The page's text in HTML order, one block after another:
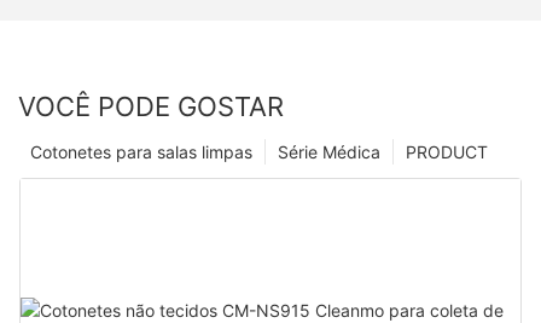
VOCÊ PODE GOSTAR
PRODUCT
Série Médica
Cotonetes para salas limpas